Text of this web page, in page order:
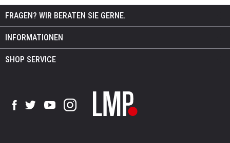
FRAGEN? WIR BERATEN SIE GERNE.
INFORMATIONEN
SHOP SERVICE